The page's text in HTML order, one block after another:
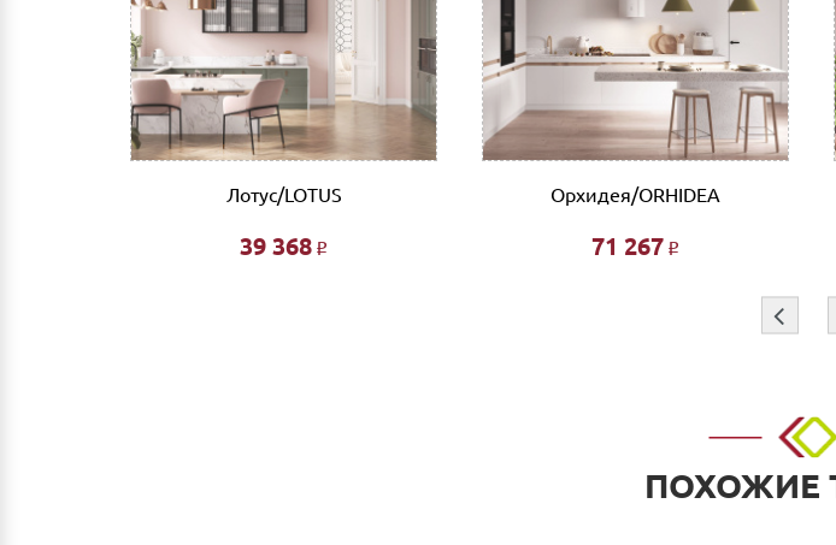
мобильный банк, выполнив перевод на счет организации, заполнив платежное
Доставка
Самовывоз из г.Нижнего Новгорода. (Склад: ул.Тимирязева д.15, Офис: ул.
Доставка до адреса: Индивидуальный расчет
До транспортной компании: 700 руб. Мы работаем такими транспортными
Подъем мебели до первого этажа или любого этажа при наличии исправного
⇦
Лотус/LOTUS
39 368 Р
Орхидея/ORHIDEA
71 267 Р
ПОХОЖИЕ